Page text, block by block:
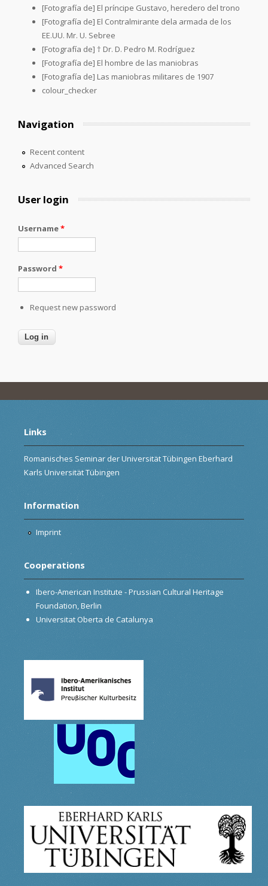
[Fotografía de] El príncipe Gustavo, heredero del trono
[Fotografía de] El Contralmirante dela armada de los
EE.UU. Mr. U. Sebree
[Fotografía de] † Dr. D. Pedro M. Rodríguez
[Fotografía de] El hombre de las maniobras
[Fotografía de] Las maniobras militares de 1907
colour_checker
Navigation
Recent content
Advanced Search
User login
Username*
Password *
Request new password
Links
Romanisches Seminar der Universität Tübingen Eberhard
Karls Universität Tübingen
Information
Imprint
Cooperations
Ibero-American Institute - Prussian Cultural Heritage
Foundation, Berlin
Universitat Oberta de Catalunya